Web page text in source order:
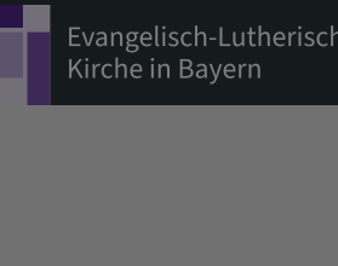
Benutzermenü